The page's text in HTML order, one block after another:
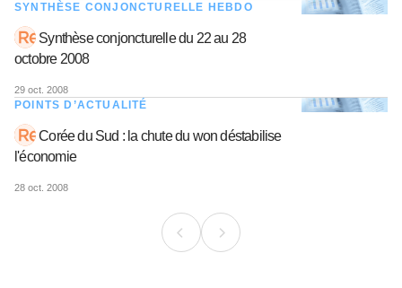
SYNTHÈSE CONJONCTURELLE HEBDO
Synthèse conjoncturelle du 22 au 28
octobre 2008
29 oct. 2008
POINTS D’ACTUALITÉ
Corée du Sud : la chute du won déstabilise
l'économie
28 oct. 2008